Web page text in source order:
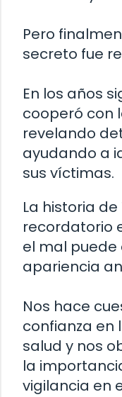
Pero
secreto fue
En los años
cooperó con
revelando
ayudando a
sus víctimas.
La historia de
recordatorio
el mal
apariencia
Nos hace
confianza en
salud y nos
la
vigilancia en